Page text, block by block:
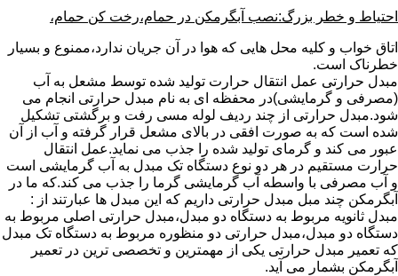
احتیاط و خطر بزرگ:نصب آبگرمکن در حمام،رخت کن حمام،
اتاق خواب و کلیه محل هایی که هوا در آن جریان ندارد،ممنوع و بسیار
خطرناک است.
مبدل حرارتی عمل انتقال حرارت تولید شده توسط مشعل به آب
(مصرفی و گرمایشی)در محفظه ای به نام مبدل حرارتی انجام می
شود.مبدل حرارتی از چند ردیف لوله مسی رفت و برگشتی تشکیل
شده است که به صورت افقی در بالای مشعل قرار گرفته و آب از آن
عبور می کند و گرمای تولید شده را جذب می نماید.عمل انتقال
حرارت مستقیم در هر دو نوع دستگاه تک مبدل به آب گرمایشی است
و آب مصرفی با واسطه آب گرمایشی گرما را جذب می کند.که ما در
آبگرمکن چند مبل مبدل حرارتی داریم که این مبدل ها عبارتند از :
مبدل ثانویه مربوط به دستگاه دو مبدل،مبدل حرارتی اصلی مربوط به
دستگاه دو مبدل،مبدل حرارتی دو منظوره مربوط به دستگاه تک مبدل
که تعمیر مبدل حرارتی یکی از مهمترین و تخصصی ترین در تعمیر
آبگرمکن بشمار می آید.